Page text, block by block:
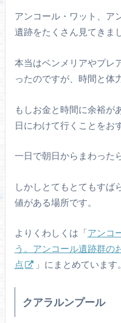
アンコール・ワット、ア
遺跡をたくさん見てきま
本当はベンメリアやプレ
ったのですが、時間と体
もしお金と時間に余裕が
日にわけて行くことをお
一日で朝日からまわった
しかしとてもとてもすば
値がある場所です。
よりくわしくは「アンコ
う。アンコール遺跡群の
点
」にまとめています。
クアラルンプール